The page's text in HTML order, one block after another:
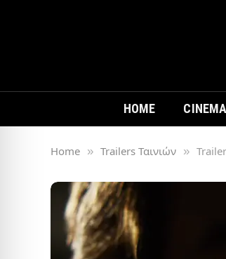
HOME CINEMA
Home » Trailers Ταινιών »